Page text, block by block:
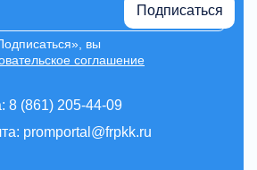
8 (861) 205-44-09
promportal@frpkk.ru
Подписаться
вы
соглашение